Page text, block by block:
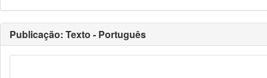
Publicação: Texto - Português